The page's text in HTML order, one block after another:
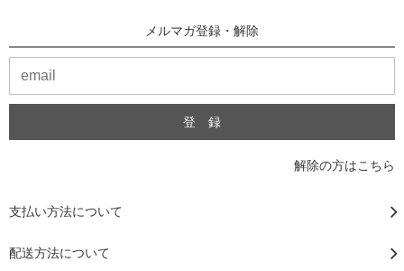
メルマガ登録・解除
解除の方はこちら
支払い方法について
配送方法について